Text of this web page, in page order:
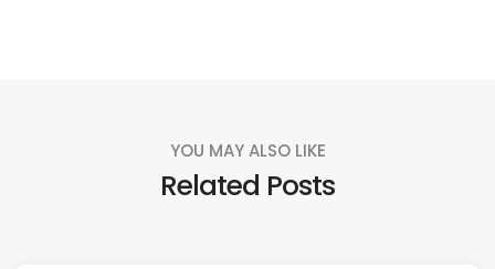
YOU MAY ALSO LIKE
Related Posts